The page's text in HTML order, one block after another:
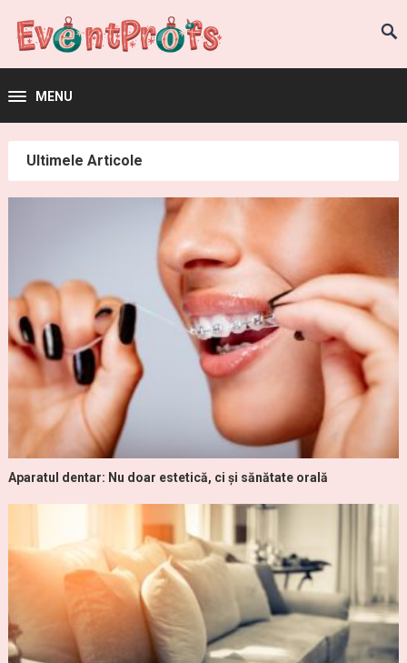
MENU
Ultimele Articole
Aparatul dentar: Nu doar estetică, ci și sănătate orală